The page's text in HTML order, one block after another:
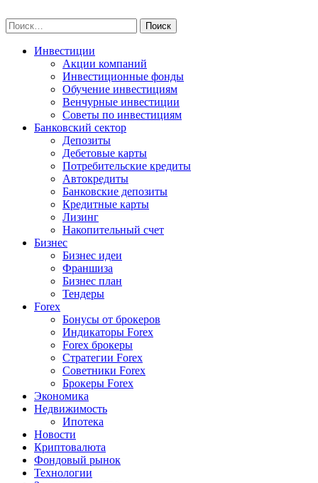
to
content
Найти:
Инвестиции
Акции компаний
Инвестиционные фонды
Обучение инвестициям
Венчурные инвестиции
Советы по инвестициям
Банковский сектор
Депозиты
Дебетовые карты
Потребительские кредиты
Автокредиты
Банковские депозиты
Кредитные карты
Лизинг
Накопительный счет
Бизнес
Бизнес идеи
Франшиза
Бизнес план
Тендеры
Forex
Бонусы от брокеров
Индикаторы Forex
Forex брокеры
Стратегии Forex
Советники Forex
Брокеры Forex
Экономика
Недвижимость
Ипотека
Новости
Криптовалюта
Фондовый рынок
Технологии